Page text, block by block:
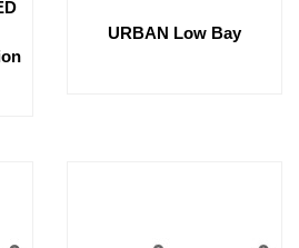
URBAN Low Bay